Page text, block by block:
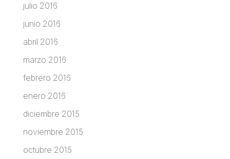
julio 2016
junio 2016
abril 2016
marzo 2016
febrero 2016
enero 2016
diciembre 2015
noviembre 2015
octubre 2015